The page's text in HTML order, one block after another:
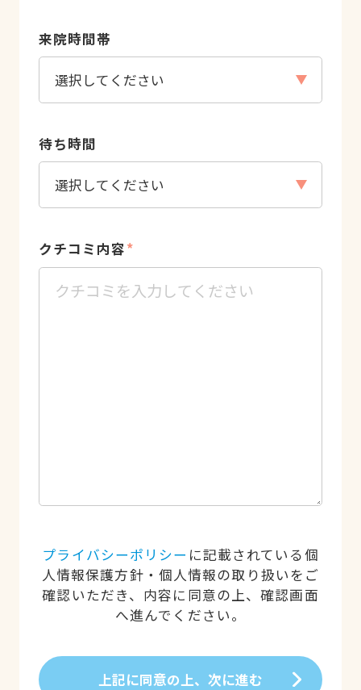
来院時間帯
待ち時間
クチコミ内容*
プライバシーポリシー に記載されている個
人情報保護方針・個人情報の取り扱いをご
確認いただき、内容に同意の上、確認画面
へ進んでください。
上記に同意の上、次に進む